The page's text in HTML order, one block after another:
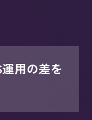
用の差を